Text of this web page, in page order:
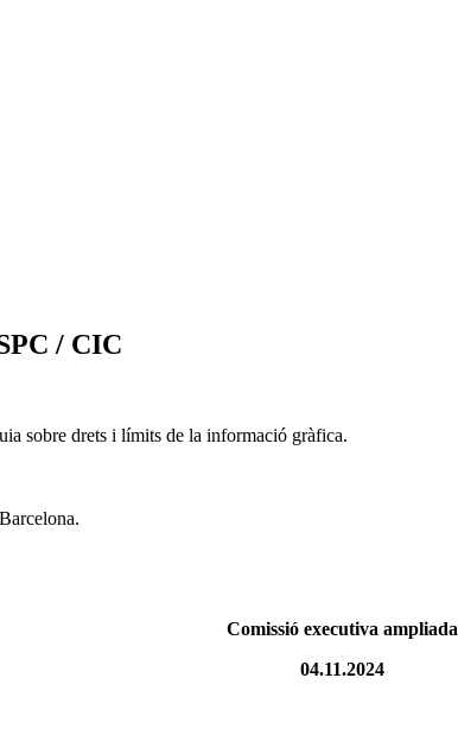
/ CIC
sobre drets i límits de la informació gràfica.
Comissió executiva ampliada
04.11.2024